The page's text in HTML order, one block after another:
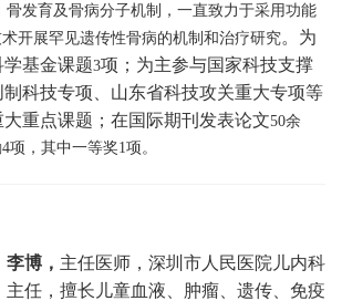
骨发育及骨病分子机制，一直致力于采用功能
开展罕见遗传性骨病的机制和治疗研究。为
基金课题3项；为主参与国家科技支撑
科技专项、山东省科技攻关重大专项等
重点课题 ；在国际期刊发表论文50余
4项，其中一等奖1项。
李博， 主任医师，深圳市人民医院儿内科
主任，擅长 儿童血液、肿瘤、遗传、免疫